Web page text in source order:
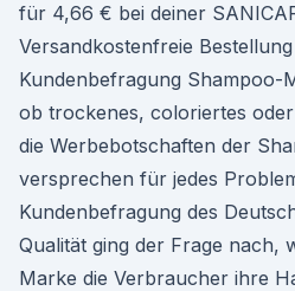
für 4,66 € bei deiner
Versandkostenfreie
Kundenbefragung Shampoo-
ob trockenes, coloriertes
die Werbebotschaften der
versprechen für jedes
Kundenbefragung des
Qualität ging der Frage nach,
Marke die Verbraucher ihre